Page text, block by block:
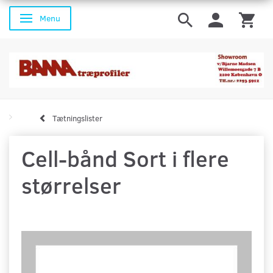
Skifte navigation
Menu
Tætningslister
Cell-bånd Sort i flere
størrelser